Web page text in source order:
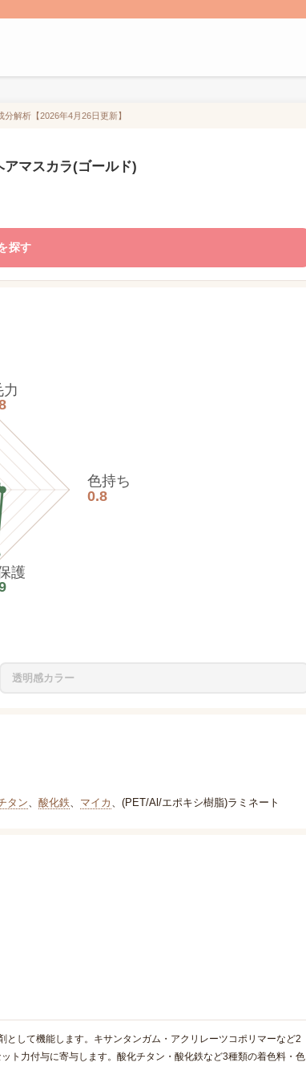
解析【2026年4月26日更新】
マスカラ(ゴールド)
探す
力
色持ち
0.8
護
透明感カラー
タン、 酸化鉄、 マイカ 、 (PET/Al/エポキシ樹脂)ラミネート
して機能します。キサンタンガム・アクリレーツコポリマーなど2
ト力付与に寄与します。酸化チタン・酸化鉄など3種類の着色料・色